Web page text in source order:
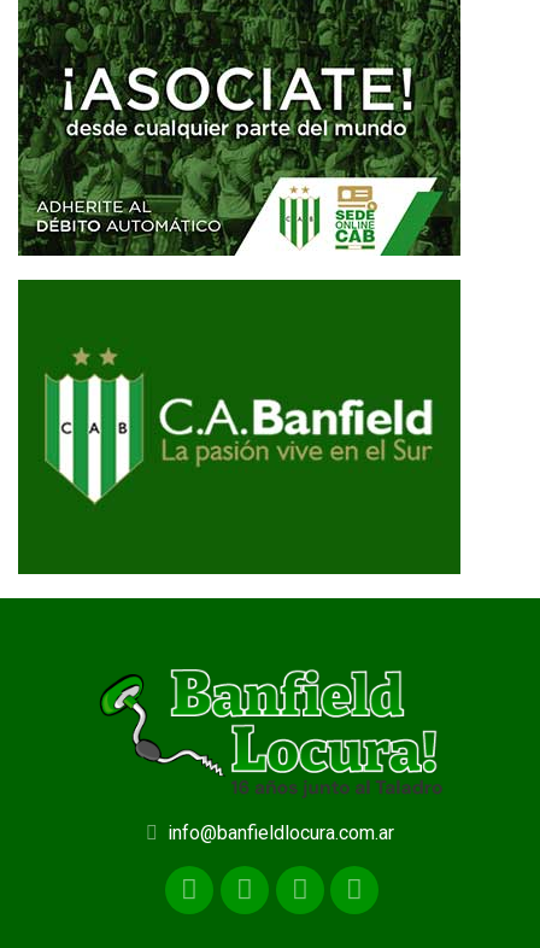
info@banfieldlocura.com.ar